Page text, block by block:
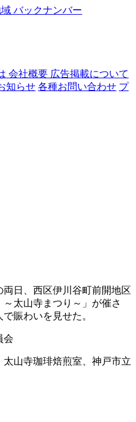
バックナンバー
会社概要 広告掲載について
知らせ 各種お問い合わせ プ
両日、西区伊川谷町前開地区
太山寺まつり～」が催さ
賑わいを見せた。
会
山寺珈琲焙煎室、神戸市立